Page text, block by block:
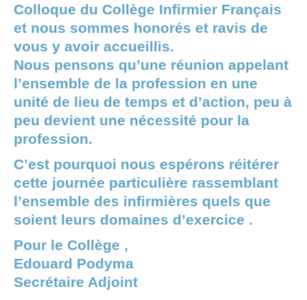
Colloque du Collège Infirmier Français
et nous sommes honorés et ravis de
vous y avoir accueillis.
Nous pensons qu’une réunion appelant
l’ensemble de la profession en une
unité de lieu de temps et d’action, peu à
peu devient une nécessité pour la
profession.
C’est pourquoi nous espérons réitérer
cette journée particulière rassemblant
l’ensemble des infirmières quels que
soient leurs domaines d’exercice .
Pour le Collège ,
Edouard Podyma
Secrétaire Adjoint